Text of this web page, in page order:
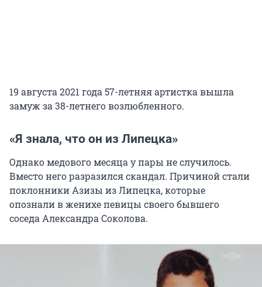
19 августа 2021 года 57-летняя артистка вышла
замуж за 38-летнего возлюбленного.
«Я знала, что он из Липецка»
Однако медового месяца у пары не случилось.
Вместо него разразился скандал. Причиной стали
поклонники Азизы из Липецка, которые
опознали в женихе певицы своего бывшего
соседа Александра Соколова.